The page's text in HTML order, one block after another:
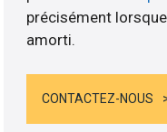
précisément
amorti.
CONTACTEZ-NOUS